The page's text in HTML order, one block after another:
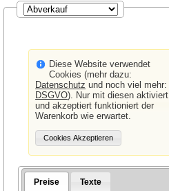
Diese Website verwendet
Cookies (mehr dazu:
Datenschutz und noch viel mehr:
DSGVO). Nur mit diesen aktiviert
und akzeptiert funktioniert der
Warenkorb wie erwartet.
Preise Texte